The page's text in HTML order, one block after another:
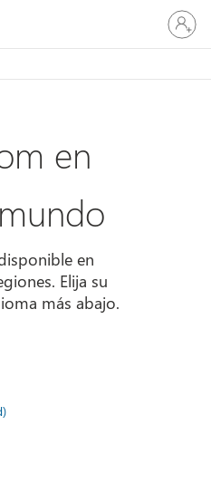
Iniciar
sesión
en
cuenta
en
en
Elija su
más abajo.